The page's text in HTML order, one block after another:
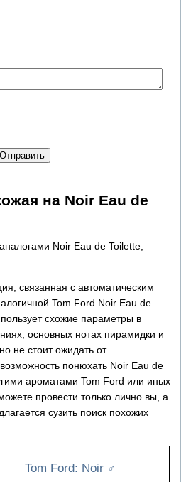
Отправить
на Noir Eau de
Noir Eau de Toilette,
связанная с автоматическим
Tom Ford Noir Eau de
схожие параметры в
основных нотах пирамидки и
не стоит ожидать от
возможность понюхать Noir Eau de
ароматами Tom Ford или иных
провести только лично вы, а
сузить поиск похожих
Tom Ford: Noir ♂